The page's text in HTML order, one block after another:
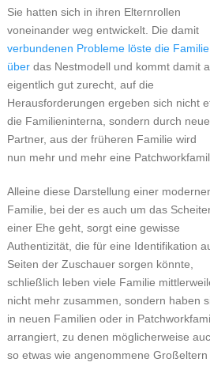
Sie hatten sich in ihren Elternrollen
voneinander weg entwickelt. Die damit
verbundenen Probleme löste die Familie
überdas Nestmodell und kommt damit
eigentlich gut zurecht, auf die
Herausforderungen ergeben sich nicht
die Familieninterna, sondern durch neue
Partner, aus der früheren Familie wird
nun mehr und mehr eine
Alleine diese Darstellung einer
Familie, bei der es auch um das
einer Ehe geht, sorgt eine gewisse
Authentizität, die für eine Identifikation
Seiten der Zuschauer sorgen könnte,
schließlich leben viele Familie
nicht mehr zusammen, sondern haben
in neuen Familien oder in
arrangiert, zu denen möglicherweise
so etwas wie angenommene Großeltern